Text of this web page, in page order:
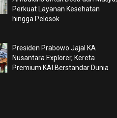
Perkuat Layanan Kesehatan
hingga Pelosok
Presiden Prabowo Jajal KA
Nusantara Explorer, Kereta
Premium KAI Berstandar Dunia